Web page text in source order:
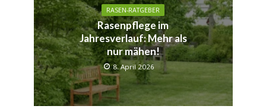
RASEN-RATGEBER
Rasenpflege im
Jahresverlauf: Mehr als
nur mähen!
8. April 2026